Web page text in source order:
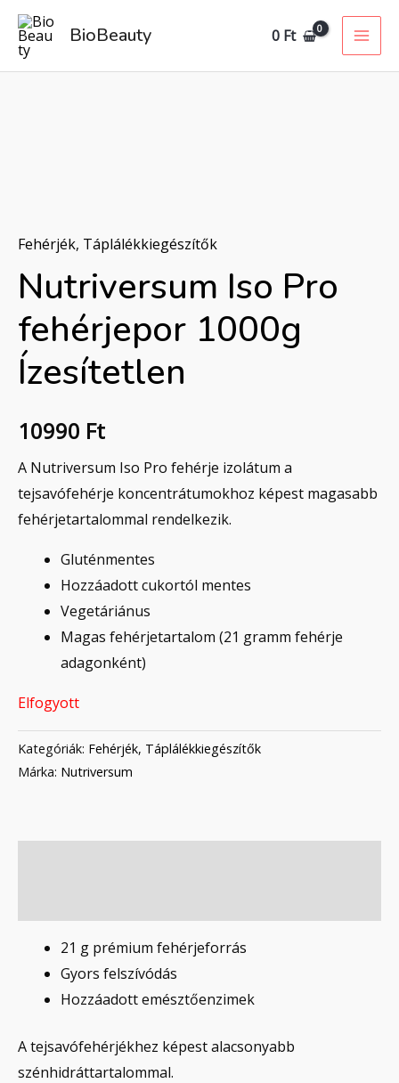
Skip
content
BioBeauty 0 Ft
Fehérjék, Táplálékkiegészítők
Nutriversum Iso Pro
fehérjepor 1000g
Ízesítetlen
10990 Ft
A Nutriversum Iso Pro fehérje izolátum a
tejsavófehérje koncentrátumokhoz képest magasabb
fehérjetartalommal rendelkezik.
Gluténmentes
Hozzáadott cukortól mentes
Vegetáriánus
Magas fehérjetartalom (21 gramm fehérje
adagonként)
Elfogyott
Kategóriák: Fehérjék, Táplálékkiegészítők
Márka: Nutriversum
21 g prémium fehérjeforrás
Gyors felszívódás
Hozzáadott emésztőenzimek
A tejsavófehérjékhez képest alacsonyabb
szénhidráttartalommal.